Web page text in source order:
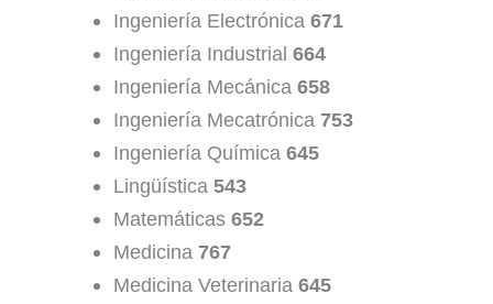
Ingeniería Electrónica 671
Ingeniería Industrial 664
Ingeniería Mecánica 658
Ingeniería Mecatrónica 753
Ingeniería Química 645
Lingüística 543
Matemáticas 652
Medicina 767
Medicina Veterinaria 645